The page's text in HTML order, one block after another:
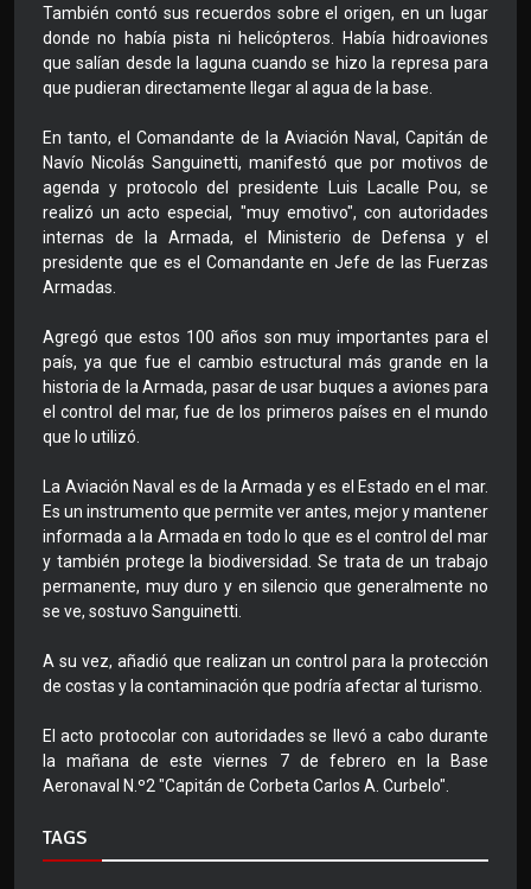
También contó sus recuerdos sobre el origen, en un lugar
donde no había pista ni helicópteros. Había hidroaviones
que salían desde la laguna cuando se hizo la represa para
que pudieran directamente llegar al agua de la base.
En tanto, el Comandante de la Aviación Naval, Capitán de
Navío Nicolás Sanguinetti, manifestó que por motivos de
agenda y protocolo del presidente Luis Lacalle Pou, se
realizó un acto especial, "muy emotivo", con autoridades
internas de la Armada, el Ministerio de Defensa y el
presidente que es el Comandante en Jefe de las Fuerzas
Armadas.
Agregó que estos 100 años son muy importantes para el
país, ya que fue el cambio estructural más grande en la
historia de la Armada, pasar de usar buques a aviones para
el control del mar, fue de los primeros países en el mundo
que lo utilizó.
La Aviación Naval es de la Armada y es el Estado en el mar.
Es un instrumento que permite ver antes, mejor y mantener
informada a la Armada en todo lo que es el control del mar
y también protege la biodiversidad. Se trata de un trabajo
permanente, muy duro y en silencio que generalmente no
se ve, sostuvo Sanguinetti.
A su vez, añadió que realizan un control para la protección
de costas y la contaminación que podría afectar al turismo.
El acto protocolar con autoridades se llevó a cabo durante
la mañana de este viernes 7 de febrero en la Base
Aeronaval N.º2 "Capitán de Corbeta Carlos A. Curbelo".
TAGS